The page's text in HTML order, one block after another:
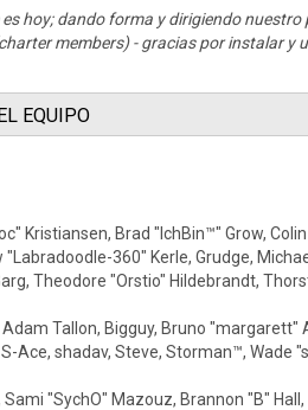
hoy; dando forma y dirigiendo
members) - gracias por instalar
EQUIPO
Kristiansen, Brad "IchBin™" Grow,
360" Kerle, Grudge,
Theodore "Orstio" Hildebrandt,
Tallon, Bigguy, Bruno "margarett"
Ace, shadav, Steve, Storman™, Wade
"SychO" Mazouz, Brannon "B"